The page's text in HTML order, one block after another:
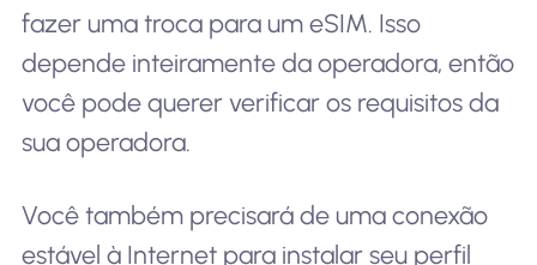
fazer uma troca para um eSIM. Isso
depende inteiramente da operadora, então
você pode querer verificar os requisitos da
sua operadora.
Você também precisará de uma conexão
estável à Internet para instalar seu perfil